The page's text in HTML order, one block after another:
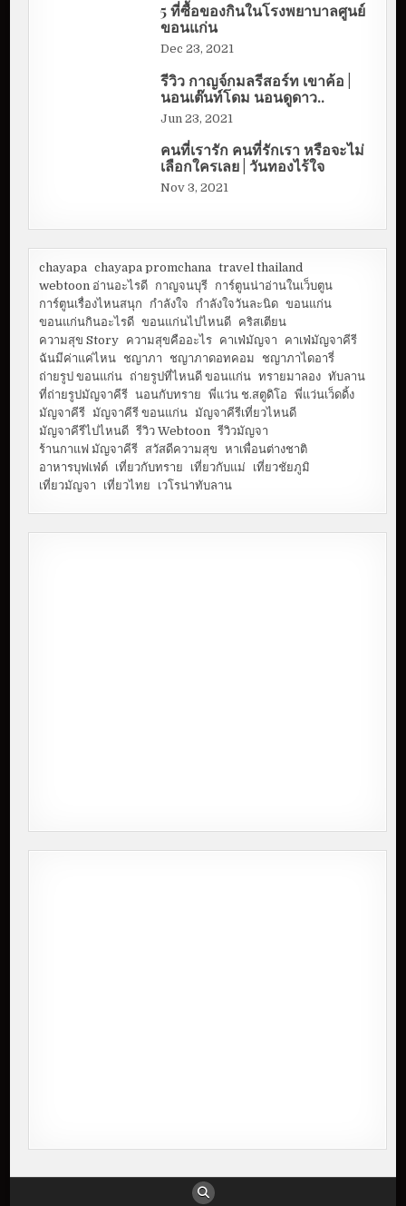
5 ที่ซื้อของกินในโรงพยาบาลศูนย์
ขอนแก่น
Dec 23, 2021
รีวิว กาญจ์กมลรีสอร์ท เขาค้อ |
นอนเต๊นท์โดม นอนดูดาว..
Jun 23, 2021
คนที่เรารัก คนที่รักเรา หรือจะไม่
เลือกใครเลย | วันทองไร้ใจ
Nov 3, 2021
chayapa chayapa promchana
travel thailand
webtoon อ่านอะไรดี กาญจนบุรี การ์ตูนน่าอ่านในเว็บตูน
การ์ตูนเรื่องไหนสนุก
กำลังใจ กำลังใจวันละนิด ขอนแก่น
ขอนแก่นกินอะไรดี ขอนแก่นไปไหนดี คริสเตียน
ความสุข Story ความสุขคืออะไร คาเฟ่มัญจา
คาเฟ่มัญจาคีรี
ฉันมีค่าแค่ไหน ชญาภา ชญาภาดอทคอม
ชญาภาไดอารี่
ถ่ายรูป ขอนแก่น ถ่ายรูปที่ไหนดี ขอนแก่น ทรายมาลอง ทับลาน
ที่ถ่ายรูปมัญจาคีรี นอนกับทราย พี่แว่น ช.สตูดิโอ
พี่แว่นเว็ดดิ้ง
มัญจาคีรี มัญจาคีรี ขอนแก่น มัญจาคีรีเที่ยวไหนดี
มัญจาคีรีไปไหนดี รีวิว Webtoon
รีวิวมัญจา
ร้านกาแฟ มัญจาคีรี สวัสดีความสุข
หาเพื่อนต่างชาติ
อาหารบุฟเฟ่ต์ เที่ยวกับทราย เที่ยวกับแม่
เที่ยวชัยภูมิ
เที่ยวมัญจา
เที่ยวไทย เวโรน่าทับลาน